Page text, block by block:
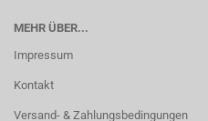
MEHR ÜBER...
Impressum
Kontakt
Versand- & Zahlungsbedingungen